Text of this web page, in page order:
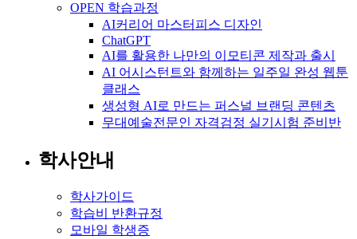
OPEN 학습과정
AI커리어 마스터피스 디자인
ChatGPT
AI를 활용한 나만의 이모티콘 제작과 출시
AI 어시스턴트와 함께하는 일주일 완성 웹툰
클래스
생성형 AI로 만드는 퍼스널 브랜딩 콘텐츠
무대예술전문인 자격검정 실기시험 준비반
학사안내
학사가이드
학습비 반환규정
모바일 학생증